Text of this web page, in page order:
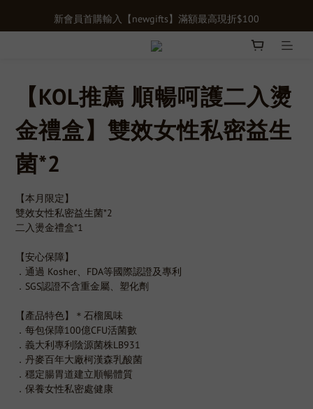
新會員首購輸入【newgifts】滿額最高現折$100
新會員首購輸入【newgifts】滿額最高現折$100
單筆滿千贈【膠原蛋白15入體驗禮】限時贈送立即下單>>>
新會員首購輸入【newgifts】滿額最高現折$100
【KOL推薦 順暢呵護二入燙
金禮盒】雙效女性私密益生
菌*2
【本月限定】
雙效女性私密益生菌*2
二入燙金禮盒*1
【安心保障】
．通過 Kosher、FDA等國際認證及專利
．SGS認證不含重金屬、塑化劑
【產品特色】＊石榴風味
．每包保障100億CFU活菌數
．義大利專利陰源菌株LB931
．丹麥百年大廠柯漢森乳酸菌
．穩定腸胃道建立順暢體質
．保養女性私密處健康